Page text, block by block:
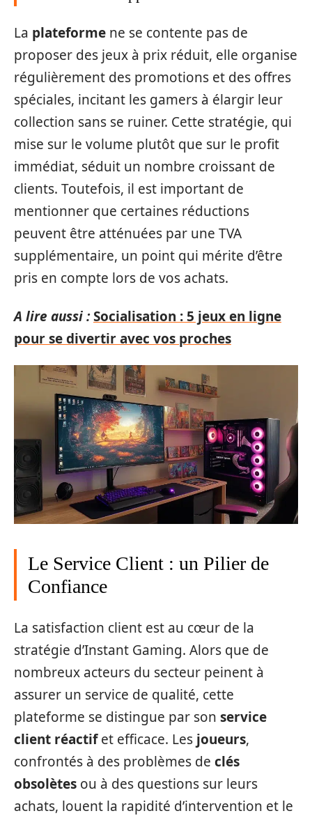
La plateforme ne se contente pas de
proposer des jeux à prix réduit, elle organise
régulièrement des promotions et des offres
spéciales, incitant les gamers à élargir leur
collection sans se ruiner. Cette stratégie, qui
mise sur le volume plutôt que sur le profit
immédiat, séduit un nombre croissant de
clients. Toutefois, il est important de
mentionner que certaines réductions
peuvent être atténuées par une TVA
supplémentaire, un point qui mérite d’être
pris en compte lors de vos achats.
A lire aussi :Socialisation : 5 jeux en ligne
pour se divertir avec vos proches
Le Service Client : un Pilier de
Confiance
La satisfaction client est au cœur de la
stratégie d’Instant Gaming. Alors que de
nombreux acteurs du secteur peinent à
assurer un service de qualité, cette
plateforme se distingue par son service
client réactifet efficace. Les joueurs,
confrontés à des problèmes de clés
obsolètes ou à des questions sur leurs
achats, louent la rapidité d’intervention et le